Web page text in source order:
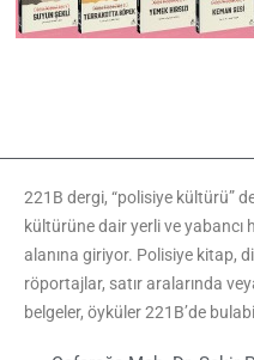
221B dergi, “polisiye kültürü”
kültürüne dair yerli ve yabancı
alanına giriyor. Polisiye kitap,
röportajlar, satır aralarında
belgeler, öyküler 221B’de